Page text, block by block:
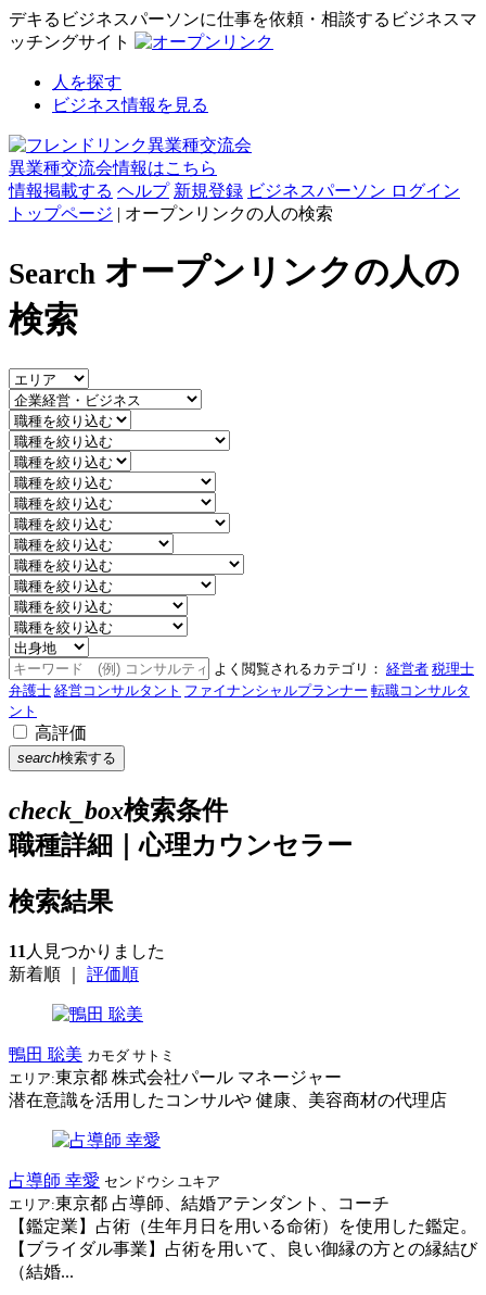
デキるビジネスパーソンに仕事を依頼・相談するビジネスマ
ッチングサイト
人を探す
ビジネス情報を見る
異業種交流会情報はこちら
情報掲載する ヘルプ 新規登録 ビジネスパーソン ログイン
トップページ | オープンリンクの人の検索
Search オープンリンクの人の
検索
よく閲覧されるカテゴリ： 経営者 税理士
弁護士 経営コンサルタント ファイナンシャルプランナー 転職コンサルタ
ント
高評価
search検索する
check_box検索条件
職種詳細｜心理カウンセラー
検索結果
11 人見つかりました
新着順
評価順
鴨田 聡美 カモダ サトミ
エリア:東京都 株式会社パール マネージャー
潜在意識を活用したコンサルや 健康、美容商材の代理店
占導師 幸愛 センドウシ ユキア
エリア:東京都 占導師、結婚アテンダント、コーチ
【鑑定業】占術（生年月日を用いる命術）を使用した鑑定。
【ブライダル事業】占術を用いて、良い御縁の方との縁結び
（結婚...